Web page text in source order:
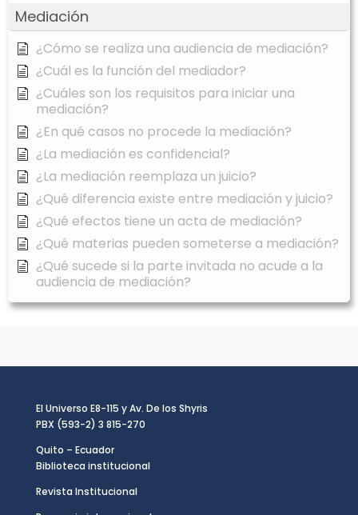
Mediación
¿Cómo se realiza una audiencia de mediación?
¿Cuál es la función del mediador?
¿Cuáles son los requisitos para iniciar una
mediación?
¿En qué casos no procede la mediación?
¿La mediación es confidencial?
¿La mediación reemplaza un juicio?
¿Qué diferencia existe entre mediación y juicio?
¿Qué efectos tiene un acta de mediación?
¿Qué materias pueden someterse a mediación?
¿Qué sucede si la parte invitada no acude a la
audiencia de mediación?
El Universo E8-115 y Av. De los Shyris
PBX (593-2) 3 815-270
Quito – Ecuador
Biblioteca institucional
Revista Institucional